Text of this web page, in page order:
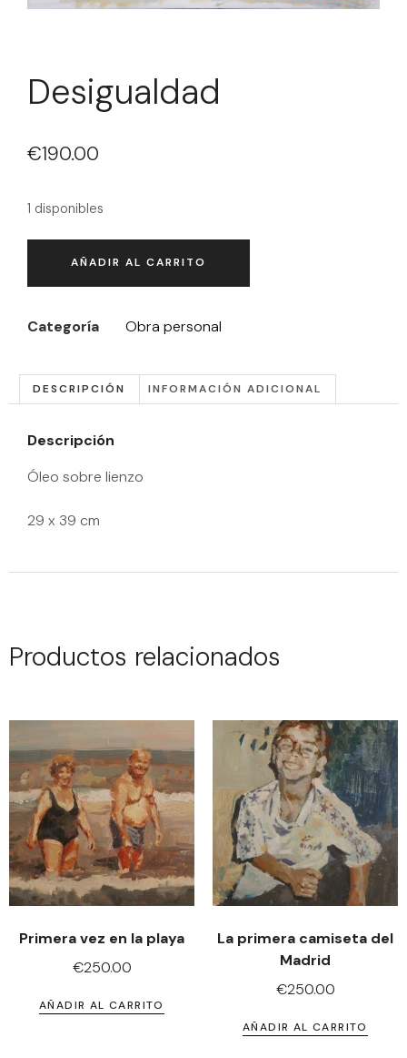
Desigualdad
€190.00
1 disponibles
AÑADIR AL CARRITO
Categoría Obra personal
DESCRIPCIÓN INFORMACIÓN ADICIONAL
Descripción
Óleo sobre lienzo
29 x 39 cm
Productos relacionados
Primera vez en la playa
€250.00
AÑADIR AL CARRITO
La primera camiseta del
Madrid
€250.00
AÑADIR AL CARRITO